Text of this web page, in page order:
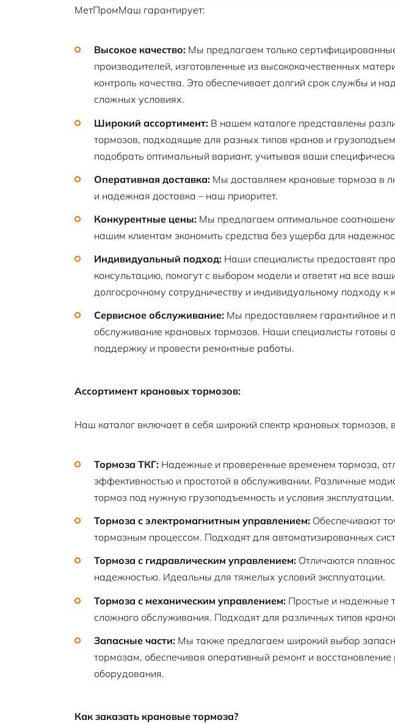
МетПромМаш гарантирует:
Высокое качество: Мы предлагаем только
производителей, изготовленные из высококачественных
контроль качества. Это обеспечивает долгий срок службы и
сложных условиях.
Широкий ассортимент: В нашем каталоге представлены
тормозов, подходящие для разных типов кранов и
подобрать оптимальный вариант, учитывая ваши
Оперативная доставка: Мы доставляем крановые тормоза в
и надежная доставка – наш приоритет.
Конкурентные цены: Мы предлагаем оптимальное
нашим клиентам экономить средства без ущерба для
Индивидуальный подход: Наши специалисты предоставят
консультацию, помогут с выбором модели и ответят на все
долгосрочному сотрудничеству и индивидуальному подходу к
Сервисное обслуживание: Мы предоставляем гарантийное и
обслуживание крановых тормозов. Наши специалисты готовы
поддержку и провести ремонтные работы.
Ассортимент крановых тормозов:
Наш каталог включает в себя широкий спектр крановых тормозов,
Тормоза ТКГ: Надежные и проверенные временем тормоза,
эффективностью и простотой в обслуживании. Различные
тормоз под нужную грузоподъемность и условия эксплуатации.
Тормоза с электромагнитным управлением: Обеспечивают
тормозным процессом. Подходят для автоматизированных
Тормоза с гидравлическим управлением: Отличаются
надежностью. Идеальны для тяжелых условий эксплуатации.
Тормоза с механическим управлением: Простые и надежные
сложного обслуживания. Подходят для различных типов
Запасные части: Мы также предлагаем широкий выбор
тормозам, обеспечивая оперативный ремонт и восстановление
оборудования.
Как заказать крановые тормоза?